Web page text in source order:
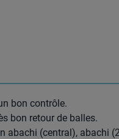
bon contrôle.
bon retour de balles.
abachi (central), abachi